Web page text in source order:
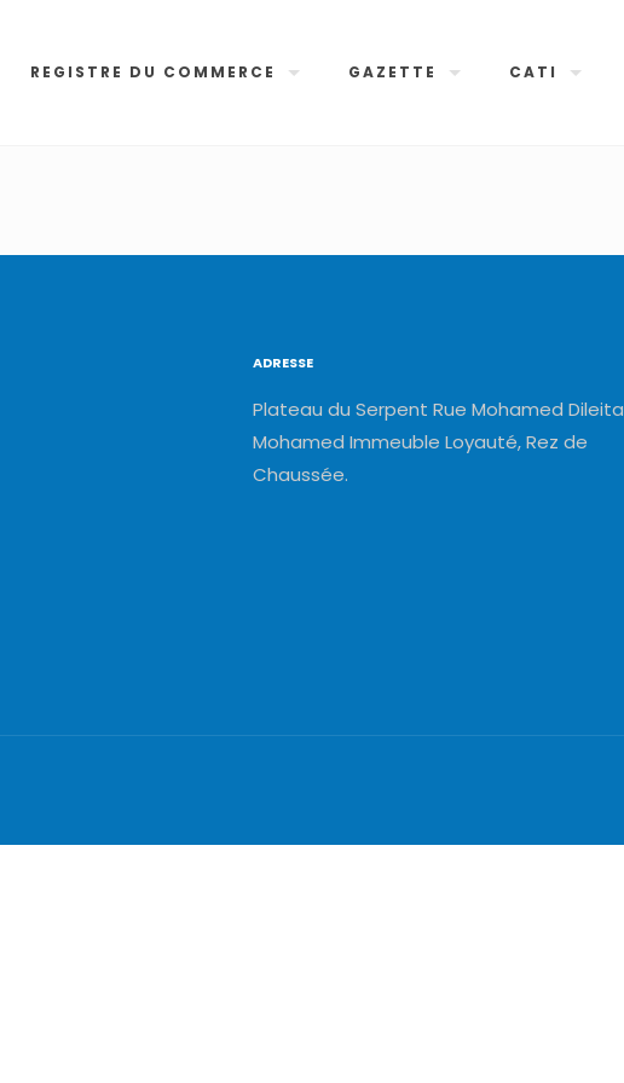
REGISTRE DU COMMERCE GAZETTE CATI
ADRESSE
Plateau du Serpent Rue Mohamed Dileita
Mohamed Immeuble Loyauté, Rez de
Chaussée.